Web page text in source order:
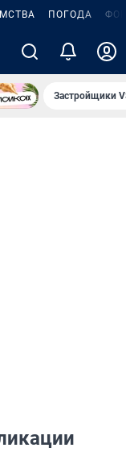
ПОГОДА
Застройщики